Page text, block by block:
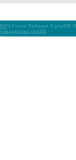
® Forum Software © phpBB
поддержка phpBB